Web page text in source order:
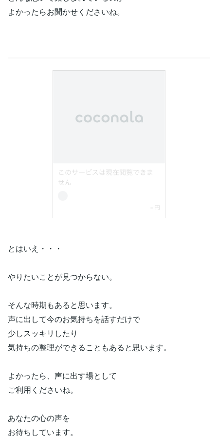
よかったらお聞かせくださいね。
とはいえ・・・
やりたいことが見つからない。
そんな時期もあると思います。
声に出して今のお気持ちを話すだけで
少しスッキリしたり
気持ちの整理ができることもあると思います。
よかったら、声に出す場として
ご利用くださいね。
あなたの心の声を
お待ちしています。